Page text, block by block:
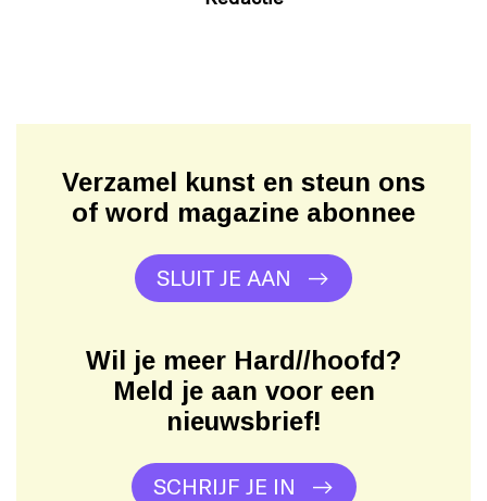
Verzamel kunst en steun ons
of word magazine abonnee
SLUIT JE AAN
Wil je meer Hard//hoofd?
Meld je aan voor een
nieuwsbrief!
SCHRIJF JE IN